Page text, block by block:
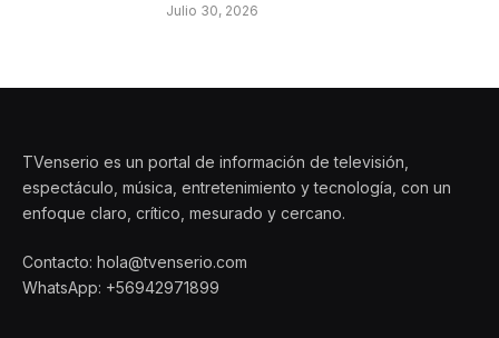
Julio 30, 2026
TVenserio es un portal de información de televisión,
espectáculo, música, entretenimiento y tecnología, con un
enfoque claro, crítico, mesurado y cercano.
Contacto: hola@tvenserio.com
WhatsApp: +56942971899